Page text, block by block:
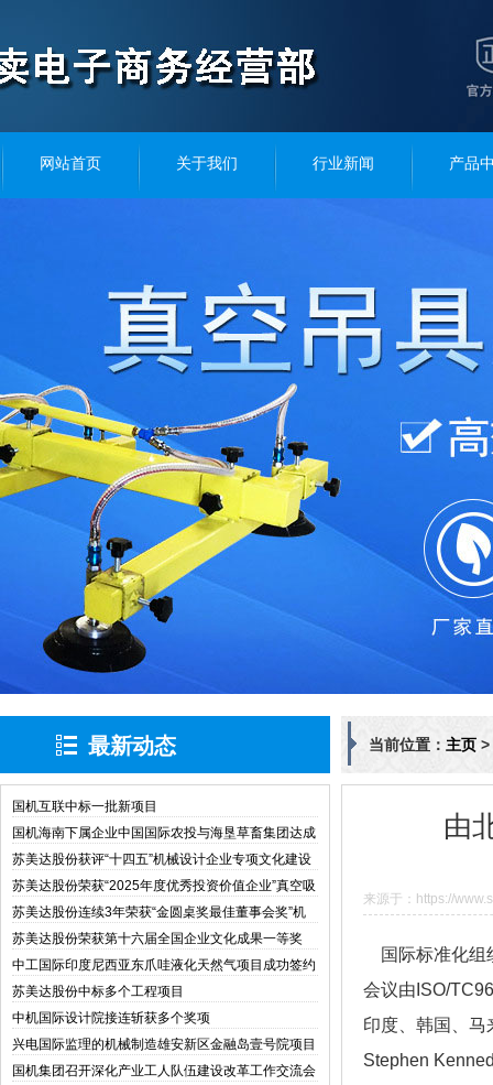
网站首页 关于我们 行业新闻 产品
最新动态 当前位置： 主页 >
国机互联中标一批新项目
国机海南下属企业中国国际农投与海垦草畜集团达成
战略合作
苏美达股份获评“十四五”机械设计企业专项文化建设
与管理创新典型案例
苏美达股份荣获“2025年度优秀投资价值企业”真空吸
盘
苏美达股份连续3年荣获“金圆桌奖最佳董事会奖”机
械设备
苏美达股份荣获第十六届全国企业文化成果一等奖
中工国际印度尼西亚东爪哇液化天然气项目成功签约
苏美达股份中标多个工程项目
中机国际设计院接连斩获多个奖项
兴电国际监理的机械制造雄安新区金融岛壹号院项目
竣工交付
国机集团召开深化产业工人队伍建设改革工作交流会
由
来源于：https://
国际标准化组
会议由ISO/
印度、韩国、
Stephen